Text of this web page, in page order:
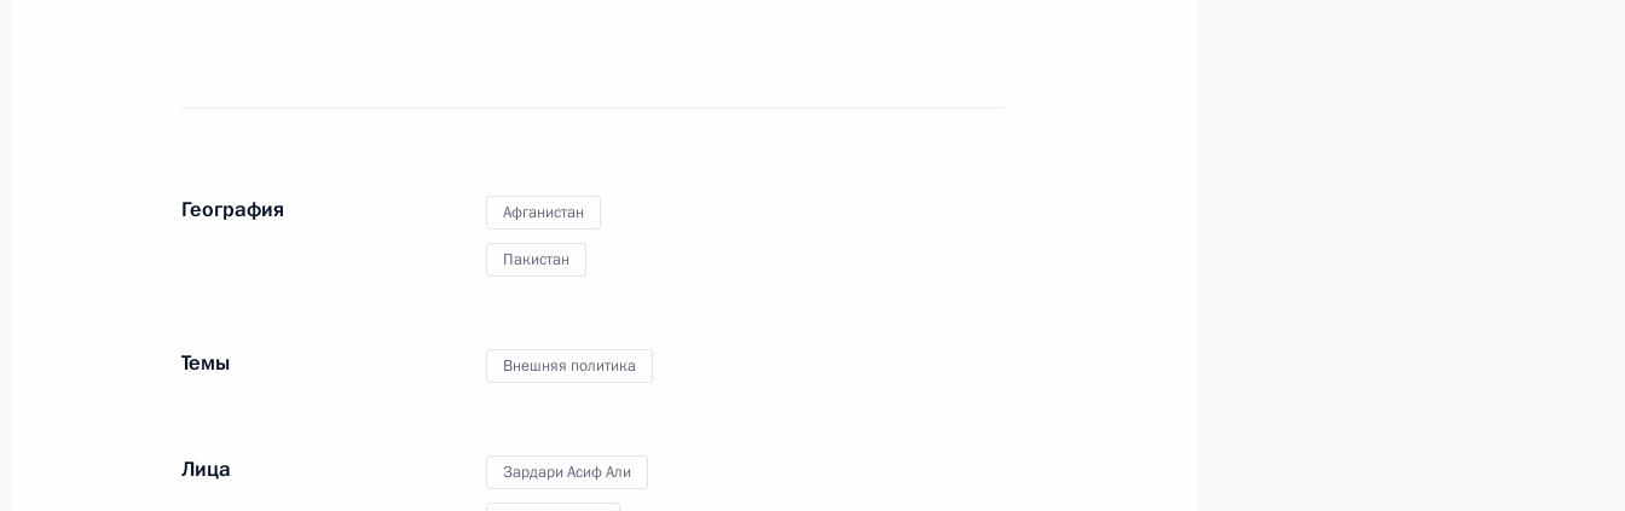
Дмитрий Медведев направил приветствие участникам и гостям
Заседание Совета глав государств – членов Шанхайской
География Афганистан
Пакистан
Темы Внешняя политика
Лица Зардари Асиф Али